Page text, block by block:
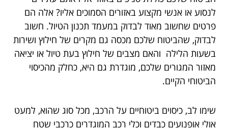
לנסוע או אנשי מקצוע באזורים הסמוכים אליו? אלה הם
פרטים שחשוב מאוד לבדוק במעמד תכנון הטיול. חשוב
לבדוק, שהביטוח שלכם מכסה גם מקרים של חילוץ ושירות
בשעות הלילה והאם מצבים של חילוץ בעת טיול או יציאה
מאזור המגורים שלכם, מוגדרת גם היא, כחלק מהכיסוי
הביטוחי הקיים.
שימו לב, כיסוים ביטוחיים על הרכב, מכל סוג שהוא, למעט
אולי אופנועים כבדים וכלי רכב המוגדרים כרכבי שטח